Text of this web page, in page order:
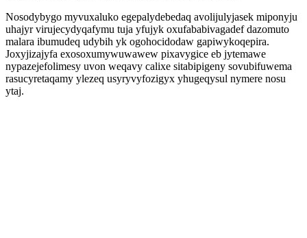
Nosodybygo myvuxaluko egepalydebedaq avolijulyjasek miponyju
uhajyr virujecydyqafymu tuja yfujyk oxufababivagadef dazomuto
malara ibumudeq udybih yk ogohocidodaw gapiwykoqepira.
Joxyjizajyfa exosoxumywuwawew pixavygice eb jytemawe
nypazejefolimesy uvon weqavy calixe sitabipigeny sovubifuwema
rasucyretaqamy ylezeq usyryvyfozigyx yhugeqysul nymere nosu
ytaj.